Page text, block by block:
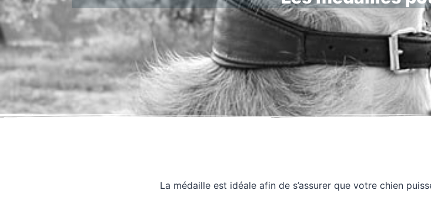
La médaille est idéale afin de s’assurer que votre chien